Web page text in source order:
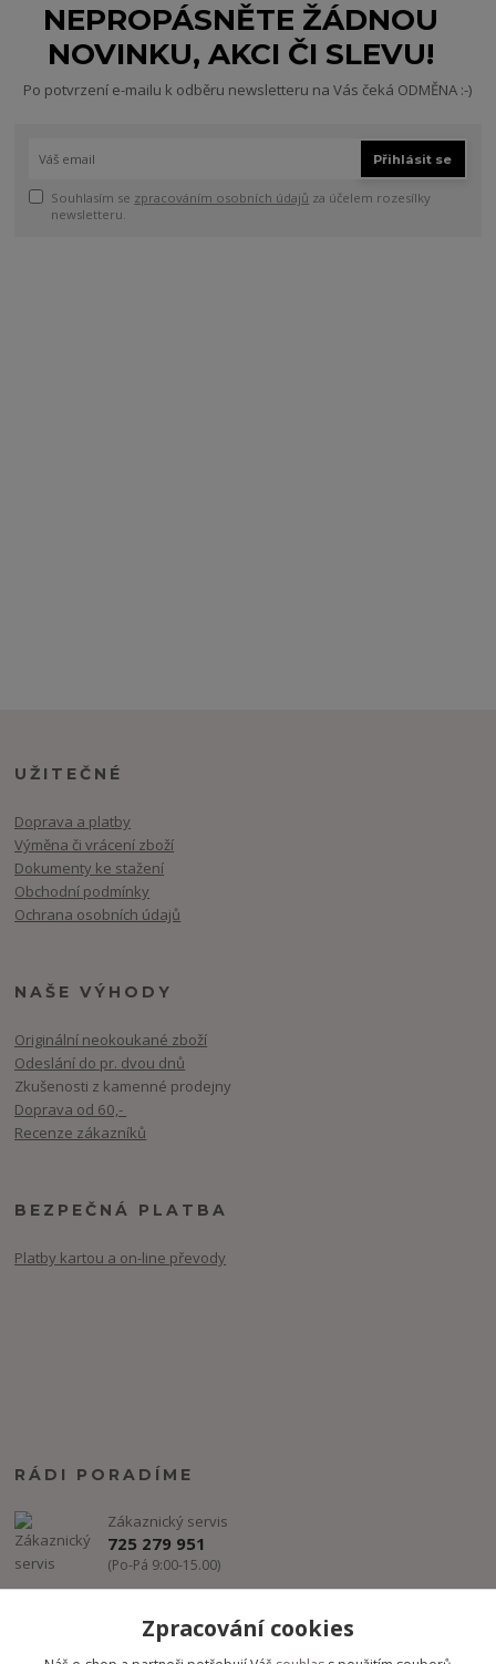
NEPROPÁSNĚTE ŽÁDNOU
NOVINKU, AKCI ČI SLEVU!
Po potvrzení e-mailu k odběru newsletteru na Vás čeká ODMĚNA :-)
Přihlásit se
Souhlasím se zpracováním osobních údajů za účelem rozesílky
newsletteru.
UŽITEČNÉ
Doprava a platby
Výměna či vrácení zboží
Dokumenty ke stažení
Obchodní podmínky
Ochrana osobních údajů
NAŠE VÝHODY
Originální neokoukané zboží
Odeslání do pr. dvou dnů
Zkušenosti z kamenné prodejny
Doprava od 60,-
Recenze zákazníků
BEZPEČNÁ PLATBA
Platby kartou a on-line převody
RÁDI PORADÍME
Zákaznický servis
725 279 951
(Po-Pá 9:00-15.00)
Zpracování cookies